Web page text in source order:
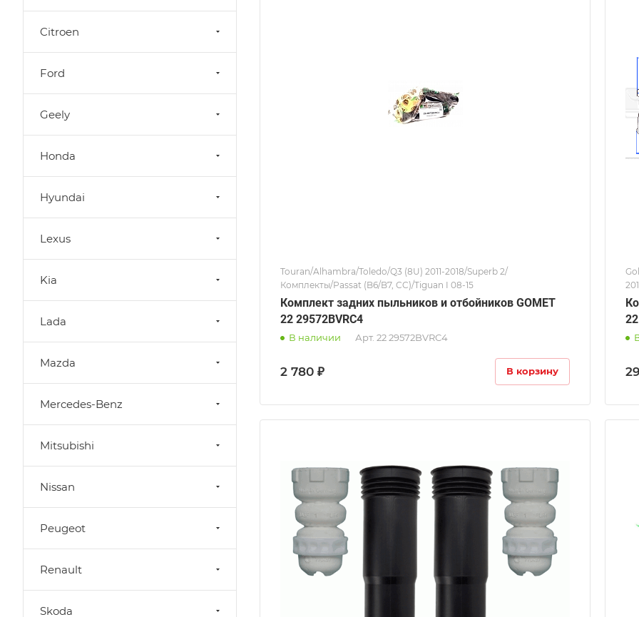
Touran/Alhambra/Toledo/Q3 (8U) 2011-2018/Superb 2/
Комплекты/Passat (B6/B7, CC)/Tiguan I 08-15
Комплект задних пыльников и отбойников GOMET
22 29572BVRC4
В наличии Арт. 22 29572BVRC4
2 780 ₽ В корзину
Citroen
Ford
Geely
Honda
Hyundai
Lexus
Kia
Lada
Mazda
Mercedes-Benz
Mitsubishi
Nissan
Peugeot
Renault
Skoda